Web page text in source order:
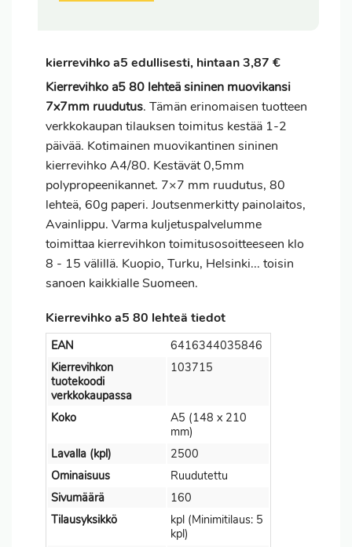
kierrevihko a5 edullisesti, hintaan 3,87 €
Kierrevihko a5 80 lehteä sininen muovikansi
7x7mm ruudutus. Tämän erinomaisen tuotteen
verkkokaupan tilauksen toimitus kestää 1-2
päivää. Kotimainen muovikantinen sininen
kierrevihko A4/80. Kestävät 0,5mm
polypropeenikannet. 7×7 mm ruudutus, 80
lehteä, 60g paperi. Joutsenmerkitty painolaitos,
Avainlippu. Varma kuljetuspalvelumme
toimittaa kierrevihkon toimitusosoitteeseen klo
8 - 15 välillä. Kuopio, Turku, Helsinki... toisin
sanoen kaikkialle Suomeen.
Kierrevihko a5 80 lehteä tiedot
EAN
6416344035846
Kierrevihkon
tuotekoodi
verkkokaupassa
103715
Koko
A5 (148 x 210
mm)
Lavalla (kpl)
2500
Ominaisuus
Ruudutettu
Sivumäärä
160
Tilausyksikkö
kpl (Minimitilaus: 5
kpl)